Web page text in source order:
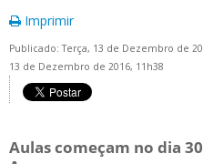
Imprimir
Publicado: Terça, 13 de Dezembro de
13 de Dezembro de 2016, 11h38
Aulas começam no dia